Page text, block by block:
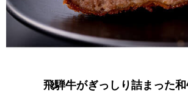
飛騨牛がぎっしり詰まった